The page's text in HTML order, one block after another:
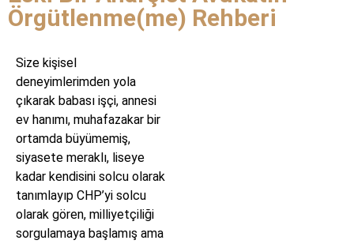
Örgütlenme(me) Rehberi
Size kişisel
deneyimlerimden yola
çıkarak babası işçi, annesi
ev hanımı, muhafazakar bir
ortamda büyümemiş,
siyasete meraklı, liseye
kadar kendisini solcu olarak
tanımlayıp CHP’yi solcu
olarak gören, milliyetçiliği
sorgulamaya başlamış ama